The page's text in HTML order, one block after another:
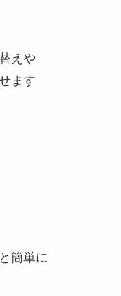
えや
ます
簡単に